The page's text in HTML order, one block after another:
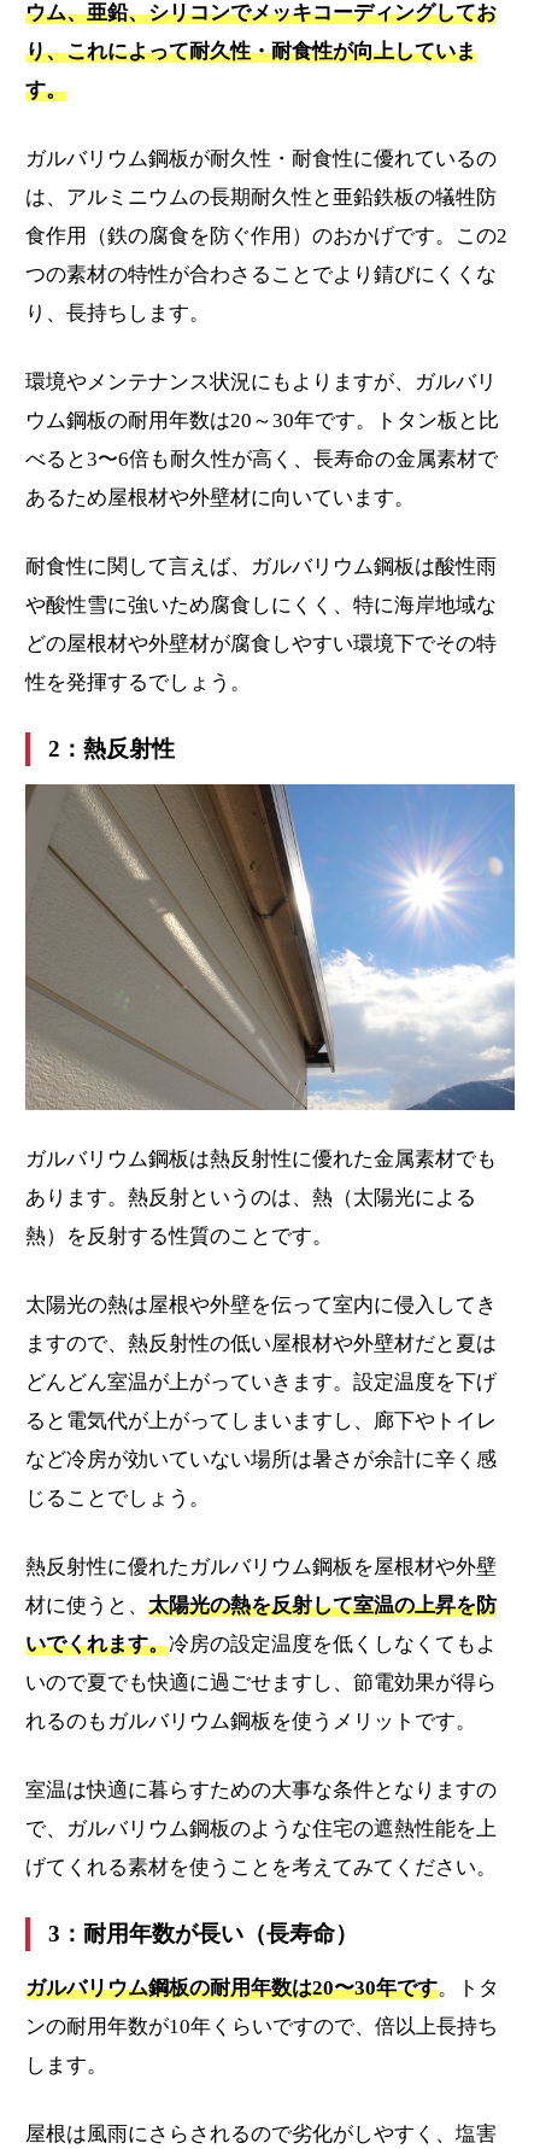
ウム、亜鉛、シリコンでメッキコーディングしてお
り、これによって耐久性・耐食性が向上していま
す。
ガルバリウム鋼板が耐久性・耐食性に優れているの
は、アルミニウムの長期耐久性と亜鉛鉄板の犠牲防
食作用（鉄の腐食を防ぐ作用）のおかげです。この2
つの素材の特性が合わさることでより錆びにくくな
り、長持ちします。
環境やメンテナンス状況にもよりますが、ガルバリ
ウム鋼板の耐用年数は20～30年です。トタン板と比
べると3〜6倍も耐久性が高く、長寿命の金属素材で
あるため屋根材や外壁材に向いています。
耐食性に関して言えば、ガルバリウム鋼板は酸性雨
や酸性雪に強いため腐食しにくく、特に海岸地域な
どの屋根材や外壁材が腐食しやすい環境下でその特
性を発揮するでしょう。
2：熱反射性
ガルバリウム鋼板は熱反射性に優れた金属素材でも
あります。熱反射というのは、熱（太陽光による
熱）を反射する性質のことです。
太陽光の熱は屋根や外壁を伝って室内に侵入してき
ますので、熱反射性の低い屋根材や外壁材だと夏は
どんどん室温が上がっていきます。設定温度を下げ
ると電気代が上がってしまいますし、廊下やトイレ
など冷房が効いていない場所は暑さが余計に辛く感
じることでしょう。
熱反射性に優れたガルバリウム鋼板を屋根材や外壁
材に使うと、太陽光の熱を反射して室温の上昇を防
いでくれます。冷房の設定温度を低くしなくてもよ
いので夏でも快適に過ごせますし、節電効果が得ら
れるのもガルバリウム鋼板を使うメリットです。
室温は快適に暮らすための大事な条件となりますの
で、ガルバリウム鋼板のような住宅の遮熱性能を上
げてくれる素材を使うことを考えてみてください。
3：耐用年数が長い（長寿命）
ガルバリウム鋼板の耐用年数は20〜30年です。トタ
ンの耐用年数が10年くらいですので、倍以上長持ち
します。
屋根は風雨にさらされるので劣化がしやすく、塩害